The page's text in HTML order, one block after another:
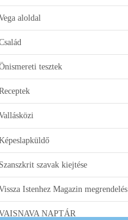
aloldal
tesztek
Szanszkrit szavak kiejtése
Istenhez Magazin megrendelés
NAPTÁR